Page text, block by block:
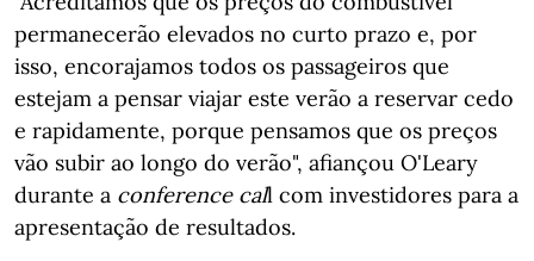
permanecerão elevados no curto prazo e, por
isso, encorajamos todos os passageiros que
estejam a pensar viajar este verão a reservar cedo
e rapidamente, porque pensamos que os preços
vão subir ao longo do verão", afiançou O'Leary
durante a conference call com investidores para a
apresentação de resultados.